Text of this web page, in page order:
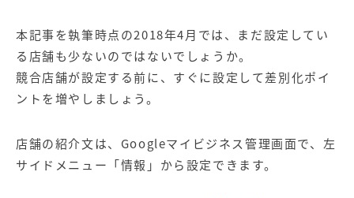
本記事を執筆時点の2018年4月では、まだ設定してい
る店舗も少ないのではないでしょうか。
競合店舗が設定する前に、すぐに設定して差別化ポイ
ントを増やしましょう。
店舗の紹介文は、Googleマイビジネス管理画面で、左
サイドメニュー「情報」から設定できます。